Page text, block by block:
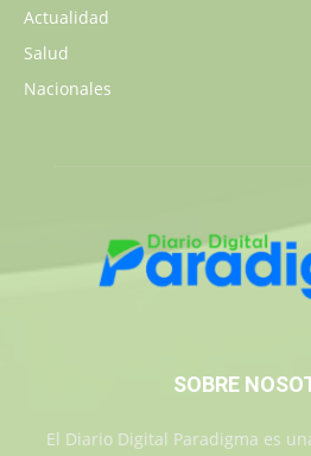
Actualidad
Salud
Nacionales
SOBRE
El Diario Digital Paradigma es